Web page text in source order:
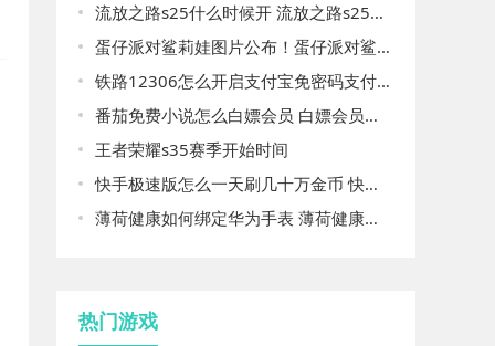
流放之路s25什么时候开 流放之路s25开放时间
蛋仔派对鲨莉娃图片公布！蛋仔派对鲨莉娃
铁路12306怎么开启支付宝免密码支付 铁路12306开启支付宝免密码支付的方法
番茄免费小说怎么白嫖会员 白嫖会员方法
王者荣耀s35赛季开始时间
快手极速版怎么一天刷几十万金币 快手极速版一天刷几十万金币方法
薄荷健康如何绑定华为手表 薄荷健康绑定华为手表的方法
热门游戏